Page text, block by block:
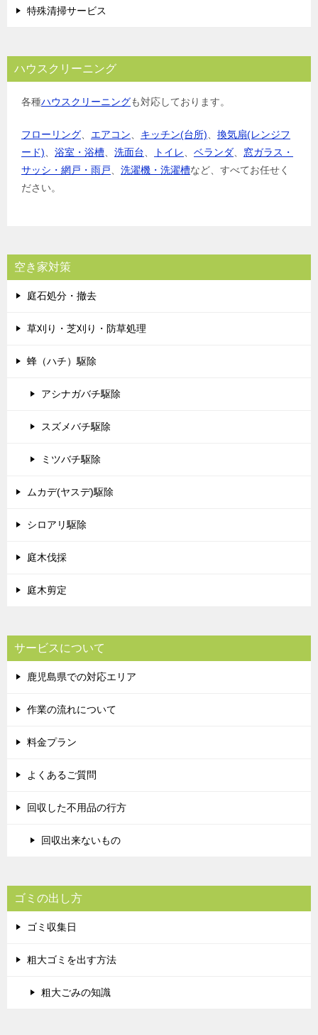
特殊清掃サービス
ハウスクリーニング
各種ハウスクリーニングも対応しております。
フローリング エアコン キッチン(台所)
換気扇(レンジフ
ード)
浴室・浴槽 洗面台 トイレ ベランダ
窓ガラス・
サッシ・網戸・雨戸
洗濯機・洗濯槽など、すべてお任せく
ださい。
空き家対策
庭石処分・撤去
草刈り・芝刈り・防草処理
蜂（ハチ）駆除
アシナガバチ駆除
スズメバチ駆除
ミツバチ駆除
ムカデ(ヤスデ)駆除
シロアリ駆除
庭木伐採
庭木剪定
サービスについて
鹿児島県での対応エリア
作業の流れについて
料金プラン
よくあるご質問
回収した不用品の行方
回収出来ないもの
ゴミの出し方
ゴミ収集日
粗大ゴミを出す方法
粗大ごみの知識